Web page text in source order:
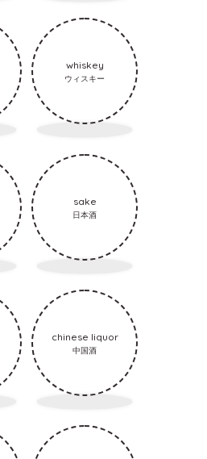
whiskey
ウィスキー
sake
日本酒
chinese liquor
中国酒